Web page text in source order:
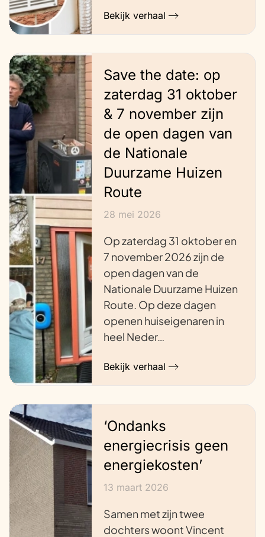
Bekijk verhaal
Save the date: op
zaterdag 31 oktober
& 7 november zijn
de open dagen van
de Nationale
Duurzame Huizen
Route
28 mei 2026
Op zaterdag 31 oktober en
7 november 2026 zijn de
open dagen van de
Nationale Duurzame Huizen
Route. Op deze dagen
openen huiseigenaren in
heel Neder…
Bekijk verhaal
‘Ondanks
energiecrisis geen
energiekosten’
13 maart 2026
Samen met zijn twee
dochters woont Vincent